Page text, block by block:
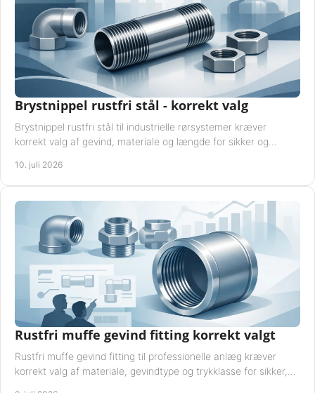
Brystnippel rustfri stål - korrekt valg
Brystnippel rustfri stål til industrielle rørsystemer kræver
korrekt valg af gevind, materiale og længde for sikker og
10. juli 2026
Rustfri muffe gevind fitting korrekt valgt
Rustfri muffe gevind fitting til professionelle anlæg kræver
korrekt valg af materiale, gevindtype og trykklasse for sikker,